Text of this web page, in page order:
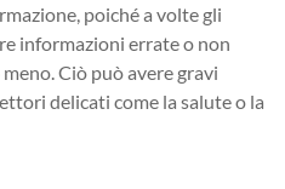
poiché a volte gli
informazioni errate o non
Ciò può avere gravi
delicati come la salute o la